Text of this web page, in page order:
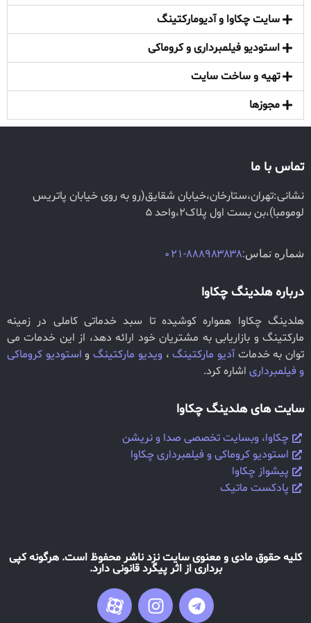
تبلیغات در مایاوا
سایت چکاوا و آدیومارکتینگ
استودیو فیلمبرداری و کروماکی
تهیه و ساخت سایت
مجوزها
تماس با ما
نشانی:تهران،ستارخان،خیابان شقایق(رو به روی خیابان پاتریس
لومومبا)،بن بست اول پلاک2،واحد 5
شماره تماس:888983838-021
درباره هلدینگ چکاوا
هلدینگ چکاوا همواره کوشیده تا سبد خدماتی کاملی در زمینه
مارکتینگ و بازاریابی به مشتریان خود ارائه دهد، از این خدمات می
توان به خدماتآدیو مارکتینگ،ویدیو مارکتینگو استودیو کروماکی
و فیلمبرداری اشاره کرد.
سایت های هلدینگ چکاوا
چکاوا، وبسایت تخصصی صدا و نریشن
استودیو کروماکی و فیلمبرداری چکاوا
پیشواز چکاوا
پادکست ماتیک
کلیه حقوق مادی و معنوی سایت نزد ناشر محفوظ است. هرگونه کپی
برداری از اثر پیگرد قانونی دارد.